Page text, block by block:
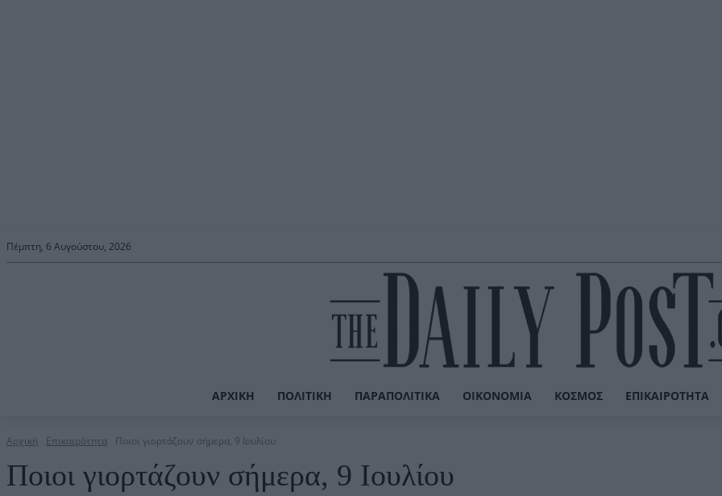
Πέμπτη, 6 Αυγούστου, 2026
ΑΡΧΙΚΉ ΠΟΛΙΤΙΚΉ ΠΑΡΑΠΟΛΙΤΙΚΆ ΟΙΚΟΝΟΜΊΑ ΚΌΣΜΟΣ ΕΠΙΚΑΙΡΌΤΗΤΑ
Αρχική Επικαιρότητα Ποιοι γιορτάζουν σήμερα, 9 Ιουλίου
Ποιοι γιορτάζουν σήμερα, 9 Ιουλίου